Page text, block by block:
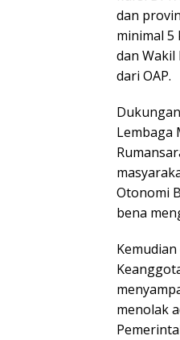
dan
minimal 5
dan Wakil
dari OAP.
Lembaga
Otonomi
bena
menolak